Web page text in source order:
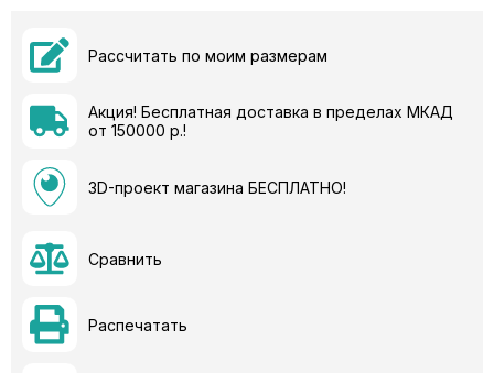
Рассчитать по моим размерам
Акция! Бесплатная доставка в пределах МКАД
от 150000 р.!
3D-проект магазина БЕСПЛАТНО!
Сравнить
Распечатать